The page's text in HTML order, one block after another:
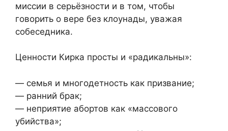
миссии в серьёзности и в том, чтобы
говорить о вере без клоунады, уважая
собеседника.
Ценности Кирка просты и «радикальны»:
— семья и многодетность как призвание;
— ранний брак;
— неприятие абортов как «массового
убийства»;